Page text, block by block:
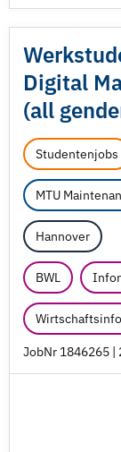
Digital
(all
Studentenjobs
MTU
Hannover
BWL
JobNr 1846265 |